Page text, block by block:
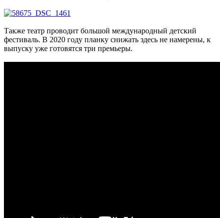
Также театр проводит большой международный детский
фестиваль. В 2020 году планку снижать здесь не намерены, к
выпуску уже готовятся три премьеры.